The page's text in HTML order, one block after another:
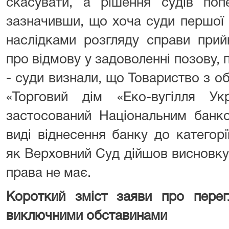
скасувати, а рішення судів
зазначивши, що хоча суди першої
наслідками розгляду справи
про відмову у задоволенні позову,
- суди визнали, що Товариство з
«Торговий дім «Еко-вугілля
застосований Національним
виді віднесення банку до
як Верховний Суд дійшов
права не має.
Короткий зміст заяви про
виключними обставинами